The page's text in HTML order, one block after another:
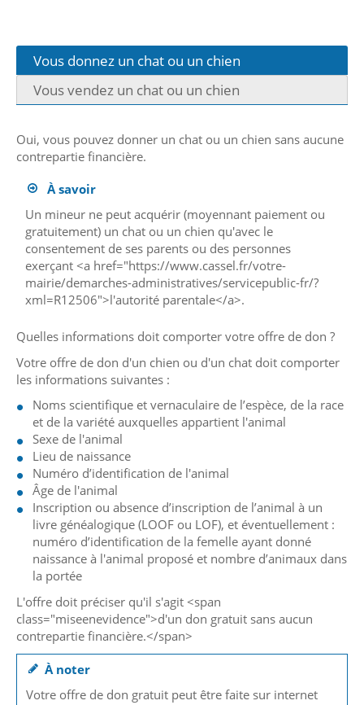
Vous donnez un chat ou un chien
Vous vendez un chat ou un chien
Oui, vous pouvez donner un chat ou un chien sans aucune
contrepartie financière.
À savoir
Un mineur ne peut acquérir (moyennant paiement ou
gratuitement) un chat ou un chien qu'avec le
consentement de ses parents ou des personnes
exerçant <a href="https://www.cassel.fr/votre-
mairie/demarches-administratives/servicepublic-fr/?
xml=R12506">l'autorité parentale</a>.
Quelles informations doit comporter votre offre de don ?
Votre offre de don d'un chien ou d'un chat doit comporter
les informations suivantes :
Noms scientifique et vernaculaire de l’espèce, de la race
et de la variété auxquelles appartient l'animal
Sexe de l'animal
Lieu de naissance
Numéro d’identification de l'animal
Âge de l'animal
Inscription ou absence d’inscription de l’animal à un
livre généalogique (LOOF ou LOF), et éventuellement :
numéro d’identification de la femelle ayant donné
naissance à l'animal proposé et nombre d’animaux dans
la portée
L'offre doit préciser qu'il s'agit <span
class="miseenevidence">d'un don gratuit sans aucun
contrepartie financière.</span>
À noter
Votre offre de don gratuit peut être faite sur internet